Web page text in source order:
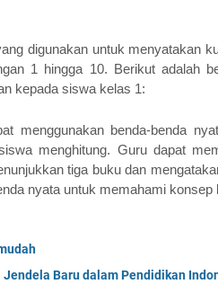
digunakan untuk menyatakan
1 hingga 10. Berikut adalah
kepada siswa kelas 1:
menggunakan benda-benda
menghitung. Guru dapat
tiga buku dan
nyata untuk memahami konsep
Baru dalam Pendidikan